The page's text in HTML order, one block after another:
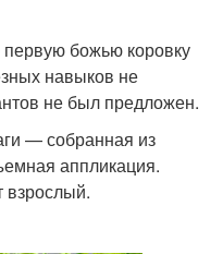
первую божью коровку
навыков не
не был предложен.
— собранная из
аппликация.
взрослый.